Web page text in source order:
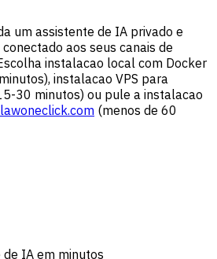
um assistente de IA privado e
aos seus canais de
instalacao local com Docker
instalacao VPS para
30 minutos) ou pule a instalacao
(menos de 60
IA em minutos